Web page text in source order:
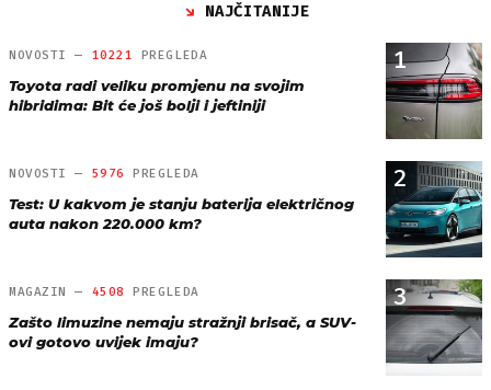
NAJČITANIJE
1
NOVOSTI — 10221 PREGLEDA
Toyota radi veliku promjenu na svojim
hibridima: Bit će još bolji i jeftiniji
2
NOVOSTI — 5976 PREGLEDA
Test: U kakvom je stanju baterija električnog
auta nakon 220.000 km?
3
MAGAZIN — 4508 PREGLEDA
Zašto limuzine nemaju stražnji brisač, a SUV-
ovi gotovo uvijek imaju?